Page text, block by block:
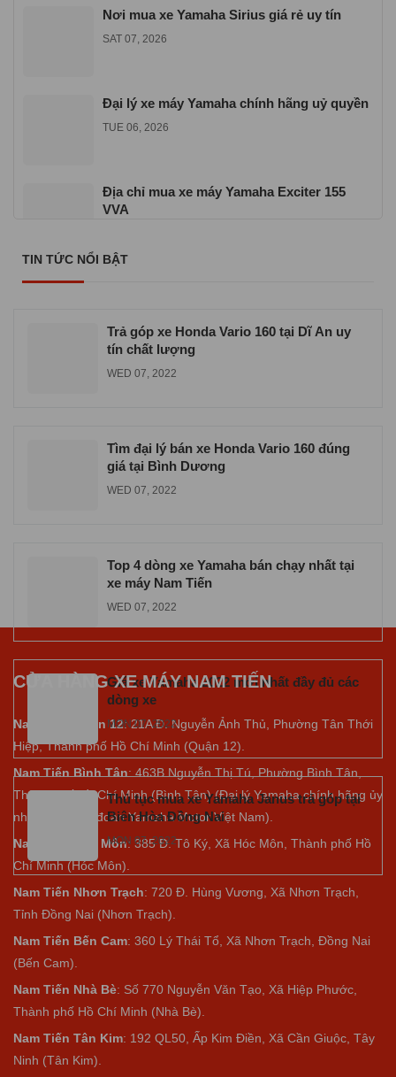
Nơi mua xe Yamaha Sirius giá rẻ uy tín
SAT 07, 2026
Đại lý xe máy Yamaha chính hãng uỷ quyền
TUE 06, 2026
Địa chỉ mua xe máy Yamaha Exciter 155
VVA
TIN TỨC NỔI BẬT
Trả góp xe Honda Vario 160 tại Dĩ An uy
tín chất lượng
WED 07, 2022
Tìm đại lý bán xe Honda Vario 160 đúng
giá tại Bình Dương
WED 07, 2022
Top 4 dòng xe Yamaha bán chạy nhất tại
xe máy Nam Tiến
WED 07, 2022
Giá xe Yamaha 2022 mới nhất đầy đủ các
dòng xe
MON 07, 2022
Thủ tục mua xe Yamaha Janus trả góp tại
Biên Hòa Đồng Nai
MON 07, 2022
CỬA HÀNG XE MÁY NAM TIẾN
Nam Tiến Quận 12: 21A Đ. Nguyễn Ảnh Thủ, Phường Tân Thới
Hiệp, Thành phố Hồ Chí Minh (Quận 12).
Nam Tiến Bình Tân: 463B Nguyễn Thị Tú, Phường Bình Tân,
Thành phố Hồ Chí Minh (Bình Tân) (Đại lý Yamaha chính hãng ủy
nhiệm của tập đoàn Yamaha Motor Việt Nam).
Nam Tiến Hóc Môn: 385 Đ. Tô Ký, Xã Hóc Môn, Thành phố Hồ
Chí Minh (Hóc Môn).
Nam Tiến Nhơn Trạch: 720 Đ. Hùng Vương, Xã Nhơn Trạch,
Tỉnh Đồng Nai (Nhơn Trạch).
Nam Tiến Bến Cam: 360 Lý Thái Tổ, Xã Nhơn Trạch, Đồng Nai
(Bến Cam).
Nam Tiến Nhà Bè: Số 770 Nguyễn Văn Tạo, Xã Hiệp Phước,
Thành phố Hồ Chí Minh (Nhà Bè).
Nam Tiến Tân Kim: 192 QL50, Ấp Kim Điền, Xã Cần Giuộc, Tây
Ninh (Tân Kim).